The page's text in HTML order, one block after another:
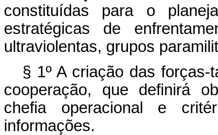
constituídas para o
estratégicas de
ultraviolentas, grupos
§ 1º A criação das
cooperação, que definirá
chefia operacional e
informações.